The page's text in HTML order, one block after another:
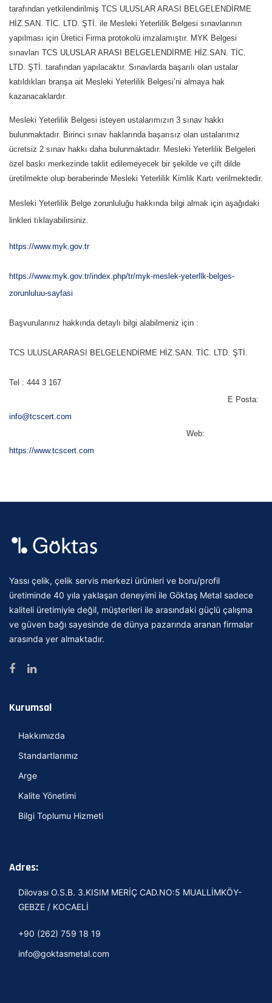
tarafından yetkilendirilmiş TCS ULUSLAR ARASI BELGELENDİRME
HİZ.SAN. TİC. LTD. ŞTİ. ile Mesleki Yeterlilik Belgesi sınavlarının
yapılması için Üretici Firma protokolü imzalamıştır. MYK Belgesi
sınavları TCS ULUSLAR ARASI BELGELENDİRME HİZ.SAN. TİC.
LTD. ŞTİ. tarafından yapılacaktır. Sınavlarda başarılı olan ustalar
katıldıkları branşa ait Mesleki Yeterlilik Belgesi’ni almaya hak
kazanacaklardır.
Mesleki Yeterlilik Belgesi isteyen ustalarımızın 3 sınav hakkı
bulunmaktadır. Birinci sınav haklarında başarısız olan ustalarımız
ücretsiz 2 sınav hakkı daha bulunmaktadır. Mesleki Yeterlilik Belgeleri
özel baskı merkezinde taklit edilemeyecek bir şekilde ve çift dilde
üretilmekte olup beraberinde Mesleki Yeterlilik Kimlik Kartı verilmektedir.
Mesleki Yeterlilik Belge zorunluluğu hakkında bilgi almak için aşağıdaki
linkleri tıklayabilirsiniz.
https://www.myk.gov.tr
https://www.myk.gov.tr/index.php/tr/myk-meslek-yeterllk-belges-
zorunluluu-sayfasi
Başvurularınız hakkında detaylı bilgi alabilmeniz için :
TCS ULUSLARARASI BELGELENDİRME HİZ.SAN. TİC. LTD. ŞTİ.
Tel : 444 3 167
E Posta:
info@tcscert.com
Web:
https://www.tcscert.com
Yassı çelik, çelik servis merkezi ürünleri ve boru/profil
üretiminde 40 yıla yaklaşan deneyimi ile Göktaş Metal sadece
kaliteli üretimiyle değil, müşterileri ile arasındaki güçlü çalışma
ve güven bağı sayesinde de dünya pazarında aranan firmalar
arasında yer almaktadır.
Kurumsal
Hakkımızda
Standartlarımız
Arge
Kalite Yönetimi
Bilgi Toplumu Hizmeti
Adres:
Dilovası O.S.B. 3.KISIM MERİÇ CAD.NO:5 MUALLİMKÖY-
GEBZE / KOCAELİ
+90 (262) 759 18 19
info@goktasmetal.com